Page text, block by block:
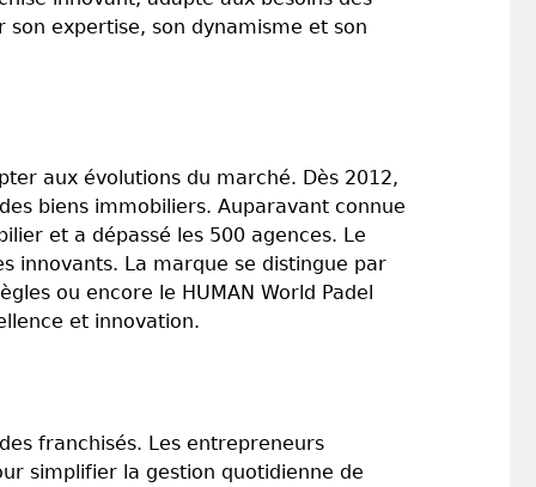
son expertise, son dynamisme et son
aux évolutions du marché. Dès 2012,
biens immobiliers. Auparavant connue
et a dépassé les 500 agences. Le
innovants. La marque se distingue par
ou encore le HUMAN World Padel
et innovation.
franchisés. Les entrepreneurs
simplifier la gestion quotidienne de